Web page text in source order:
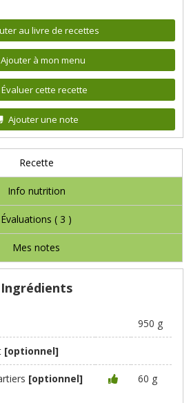
au livre de recettes
Ajouter à mon menu
Évaluer cette recette
Ajouter une note
Recette
Info nutrition
Évaluations ( 3 )
Mes notes
Ingrédients
950 g
[optionnel]
[optionnel] 60 g